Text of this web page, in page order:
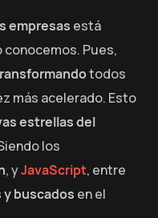
empresas está
conocemos. Pues,
todos
más acelerado. Esto
estrellas del
los
, yJavaScript, entre
buscados en el